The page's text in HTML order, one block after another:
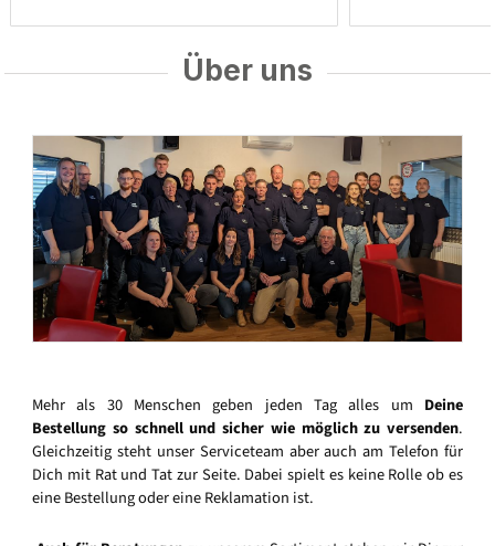
Über uns
Mehr als 30 Menschen geben jeden Tag alles um Deine
Bestellung so schnell und sicher wie möglich zu versenden.
Gleichzeitig steht unser Serviceteam aber auch am Telefon für
Dich mit Rat und Tat zur Seite. Dabei spielt es keine Rolle ob es
eine Bestellung oder eine Reklamation ist.